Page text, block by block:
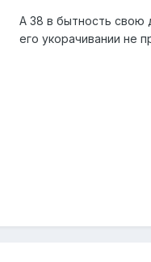
А 38 в бытность свою
его укорачивании не